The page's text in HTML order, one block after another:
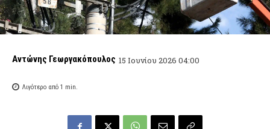
Αντώνης Γεωργακόπουλος 15 Ιουνίου 2026 04:00
Λιγότερο από 1 min.